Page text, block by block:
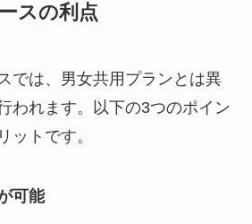
スの利点
では、男女共用プランとは異
われます。以下の3つのポイン
ットです。
可能